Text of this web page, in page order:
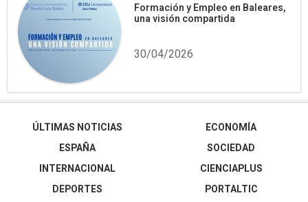
Formación y Empleo en Baleares,
una visión compartida
30/04/2026
ÚLTIMAS NOTICIAS
ESPAÑA
INTERNACIONAL
DEPORTES
ECONOMÍA
SOCIEDAD
CIENCIAPLUS
PORTALTIC